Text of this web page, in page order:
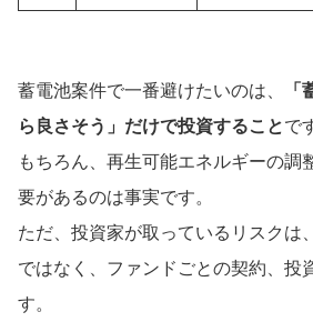
蓄電池案件で一番避けたいのは、
ら良さそう」だけで投資することで
もちろん、再生可能エネルギーの調
要があるのは事実です。
ただ、投資家が取っているリスクは
ではなく、ファンドごとの契約、投
す。